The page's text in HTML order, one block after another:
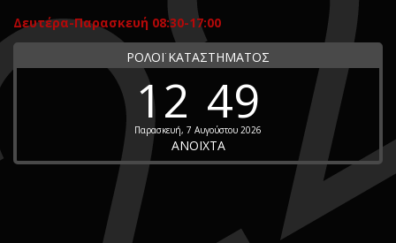
Δευτέρα-Παρασκευή 08:30-17:00
ΡΟΛΟΪ ΚΑΤΑΣΤΗΜΑΤΟΣ
12 49
Παρασκευή, 7 Αυγούστου 2026
ΑΝΟΙΧΤΑ